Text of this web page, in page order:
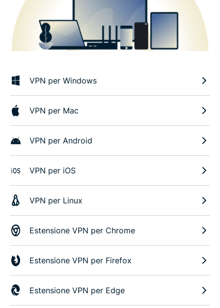
VPN per Windows
VPN per Mac
VPN per Android
VPN per iOS
VPN per Linux
Estensione VPN per Chrome
Estensione VPN per Firefox
Estensione VPN per Edge